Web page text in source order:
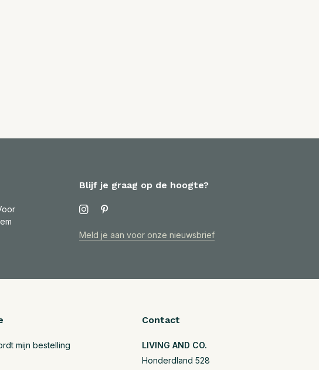
Blijf je graag op de hoogte?
Meld je aan voor onze nieuwsbrief
mijn bestelling
Contact
LIVING AND CO.
Honderdland 528